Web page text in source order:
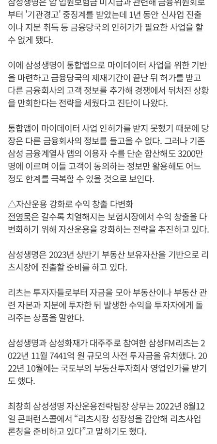
부터 '기관경고' 중징계를 받았는데 1년 동안 신사업 진출
이나 지분 취득 등 금융당국의 인허가가 필요한 사업을 할
수 없게 됐다.
이에 삼성생명이 통합앱으로 마이데이터 사업을 위한 기반
을 마련하고 금융당국의 제재기간이 끝난 뒤 허가를 받고
다른 금융회사의 고객 정보를 추가해 경쟁에서 뒤처진 상황
을 만회한다는 전략을 세웠다고 진단이 나왔다.
통합앱이 마이데이터 사업 인허가를 받지 못했기 때문에 당
장은 다른 금융회사의 정보를 들고올 수 없다. 그러나 기존
삼성 금융계열사 앱의 이용자 수를 단순 합산해도 3200만
명에 이르며 이들 고객이 동의하는 정보만 활용해도 어느
정도 한계를 극복할 수 있을 것으로 보인다.
△자산운용 강화로 수익 창출 다변화
전영묵은 갈수록 치열해지는 보험시장에서 수익 창출을 다
변화하기 위해 자산운용을 강화하는 전략을 추진하고 있다.
삼성생명은 2023년 상반기 부동산 보유자산을 기반으로 리
츠시장에 진출할 준비를 하고 있다.
리츠는 투자자들로부터 자금을 모아 부동산이나 부동산 관
련 자본과 지분에 투자한 뒤 발생한 수익을 투자자에게 돌
려주는 상품을 말한다.
삼성생명과 삼성화재가 대주주로 참여한 삼성FM리츠는 2
022년 11월 7441억 원 규모의 사전 투자금을 유치했다. 20
22년 10월에는 국토부의 부동산투자회사 영업인가를 받기
도 했다.
최창희 삼성생명 자산운용전략팀장 상무는 2022년 8월12
일 콘퍼런스콜에서 “리츠시장 성장성을 감안해 리츠사업
론칭을 준비하고 있다”고 말하기도 했다.